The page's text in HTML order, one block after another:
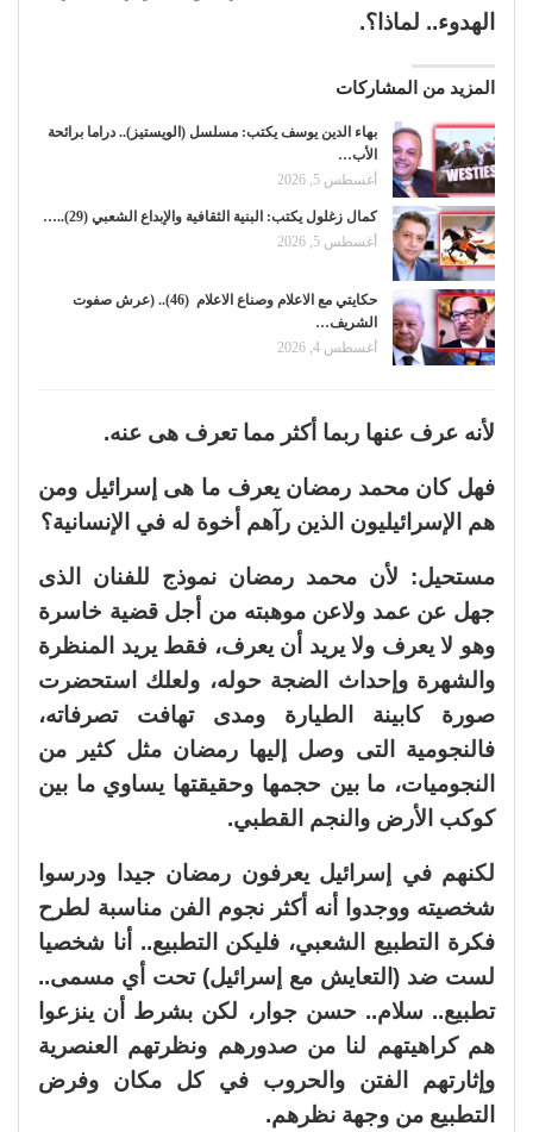
الهدوء.. لماذا؟.
المزيد من المشاركات
بهاء الدين يوسف يكتب: مسلسل (الويستيز).. دراما برائحة
الأب…
أغسطس 5, 2026
كمال زغلول يكتب: البنية الثقافية والإبداع الشعبي (29)..…
أغسطس 5, 2026
حكايتي مع الاعلام وصناع الاعلام (46).. (عرش صفوت
الشريف…
أغسطس 4, 2026
لأنه عرف عنها ربما أكثر مما تعرف هى عنه.
فهل كان محمد رمضان يعرف ما هى إسرائيل ومن
هم الإسرائيليون الذين رآهم أخوة له في الإنسانية؟
مستحيل: لأن محمد رمضان نموذج للفنان الذى
جهل عن عمد ولاعن موهبته من أجل قضية خاسرة
وهو لا يعرف ولا يريد أن يعرف، فقط يريد المنظرة
والشهرة وإحداث الضجة حوله، ولعلك استحضرت
صورة كابينة الطيارة ومدى تهافت تصرفاته،
فالنجومية التى وصل إليها رمضان مثل كثير من
النجوميات، ما بين حجمها وحقيقتها يساوي ما بين
كوكب الأرض والنجم القطبي.
لكنهم في إسرائيل يعرفون رمضان جيدا ودرسوا
شخصيته ووجدوا أنه أكثر نجوم الفن مناسبة لطرح
فكرة التطبيع الشعبي، فليكن التطبيع.. أنا شخصيا
لست ضد (التعايش مع إسرائيل) تحت أي مسمى..
تطبيع.. سلام.. حسن جوار، لكن بشرط أن ينزعوا
هم كراهيتهم لنا من صدورهم ونظرتهم العنصرية
وإثارتهم الفتن والحروب في كل مكان وفرض
التطبيع من وجهة نظرهم.